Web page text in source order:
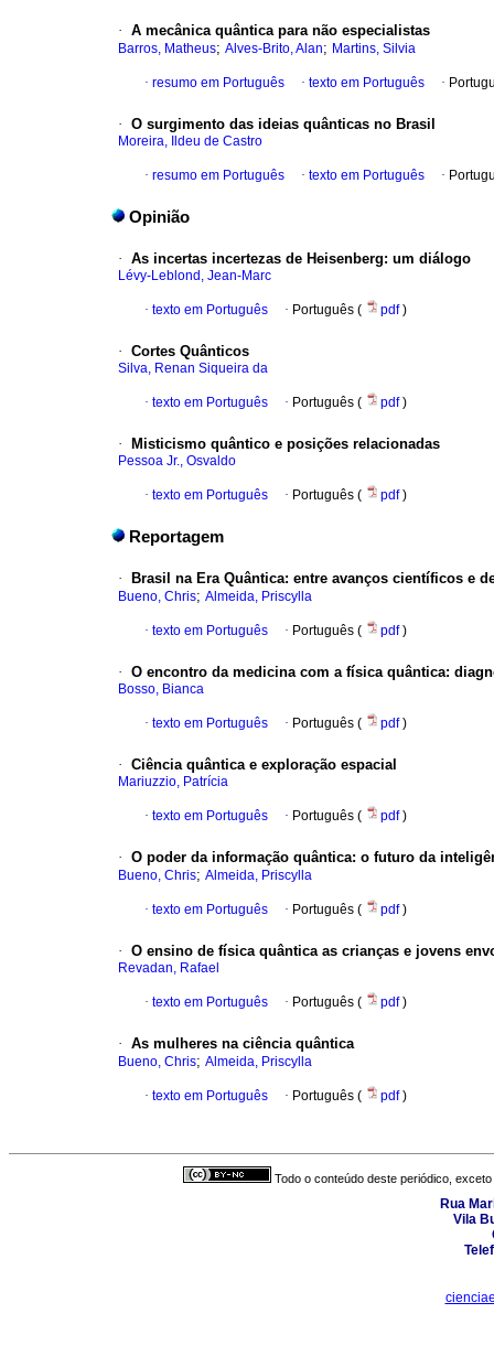
· A mecânica quântica para não especialistas
Barros, Matheus; Alves-Brito, Alan; Martins, Silvia
· resumo em Português · texto em Português ·
· O surgimento das ideias quânticas no Brasil
Moreira, Ildeu de Castro
· resumo em Português · texto em Português ·
Opinião
· As incertas incertezas de Heisenberg: um diálogo
Lévy-Leblond, Jean-Marc
· texto em Português · Português ( pdf)
· Cortes Quânticos
Silva, Renan Siqueira da
· texto em Português · Português ( pdf)
· Misticismo quântico e posições relacionadas
Pessoa Jr., Osvaldo
· texto em Português · Português ( pdf)
Reportagem
· Brasil na Era Quântica: entre avanços científicos e
Bueno, Chris; Almeida, Priscylla
· texto em Português · Português ( pdf)
· O encontro da medicina com a física quântica:
Bosso, Bianca
· texto em Português · Português ( pdf)
· Ciência quântica e exploração espacial
Mariuzzio, Patrícia
· texto em Português · Português ( pdf)
· O poder da informação quântica: o futuro da
Bueno, Chris; Almeida, Priscylla
· texto em Português · Português ( pdf)
· O ensino de física quântica as crianças e jovens
Revadan, Rafael
· texto em Português · Português ( pdf)
· As mulheres na ciência quântica
Bueno, Chris; Almeida, Priscylla
· texto em Português · Português ( pdf)
Todo o conteúdo deste periódico,
Rua
Vila